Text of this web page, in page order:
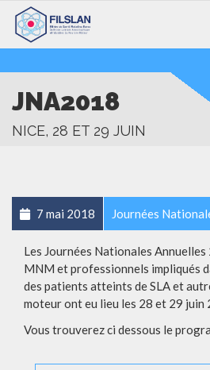
JNA2018
NICE, 28 ET 29 JUIN
7 mai 2018 Journées
Les Journées Nationales
MNM et professionnels impliqués
des patients atteints de SLA et
moteur ont eu lieu les 28 et 29 juin
Vous trouverez ci dessous le